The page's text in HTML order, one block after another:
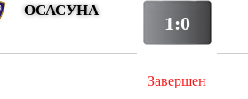
ОСАСУНА
1:0
Завершен